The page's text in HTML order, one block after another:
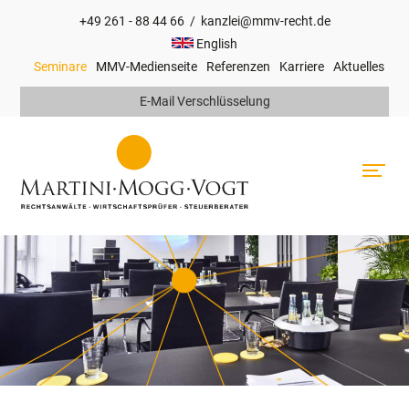
E-Mail Verschlüsselung
+49 261 - 88 44 66/ kanzlei@mmv-recht.de
English
Top
Seminare MMV-Medienseite Referenzen Karriere Aktuelles
Hauptnavigation